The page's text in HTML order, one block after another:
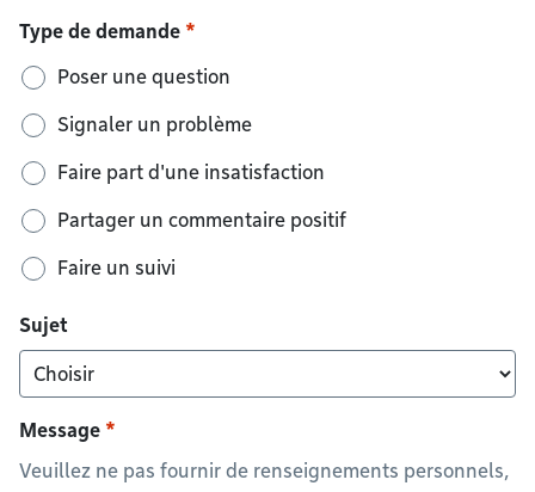
Type de demande
Poser une question
Signaler un problème
Faire part d'une insatisfaction
Partager un commentaire positif
Faire un suivi
Sujet
Message
Veuillez ne pas fournir de renseignements personnels,